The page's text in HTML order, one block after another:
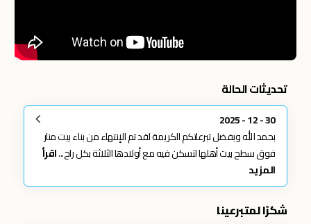
تحديثات الحالة
30 - 12 - 2025
بحمد الله وبفضل تبرعاتكم الكريمة لقد تم الإنتهاء من بناء بيت منار
فوق سطح بيت أهلها لتسكن فيه مع أولادها الثلاثة بكل راح...اقرأ
المزيد
شكرًا لمتبرعينا